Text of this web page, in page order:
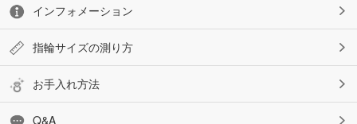
インフォメーション
指輪サイズの測り方
お手入れ方法
Q&A